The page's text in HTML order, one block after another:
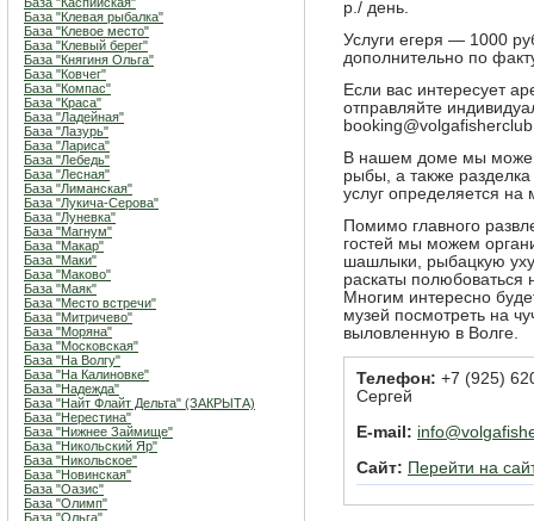
База "Клевая рыбалка"
База "Клевое место"
База "Клевый берег"
База "Княгиня Ольга"
База "Ковчег"
База "Компас"
База "Краса"
База "Ладейная"
База "Лазурь"
База "Лариса"
База "Лебедь"
База "Лесная"
База "Лиманская"
База "Лукича-Серова"
База "Луневка"
База "Магнум"
База "Макар"
База "Маки"
База "Маково"
База "Маяк"
База "Место встречи"
База "Митричево"
База "Моряна"
База "Московская"
База "На Волгу"
База "На Калиновке"
База "Надежда"
База "Найт Флайт Дельта" (ЗАКРЫТА)
База "Нерестина"
База "Нижнее Займище"
База "Никольский Яр"
База "Никольское"
База "Новинская"
База "Оазис"
База "Олимп"
База "Ольга"
р./ день.
Услуги егеря — 1000
дополнительно по
Если вас интересует
отправляйте
В нашем доме мы
рыбы, а также
услуг определяется
Помимо главного
гостей мы можем
шашлыки, рыбацкую
раскаты полюбоваться
Многим интересно
музей посмотреть на
выловленную в Волге.
Телефон: +7 (925)
Сергей
E-mail:
Сайт: Перейти на